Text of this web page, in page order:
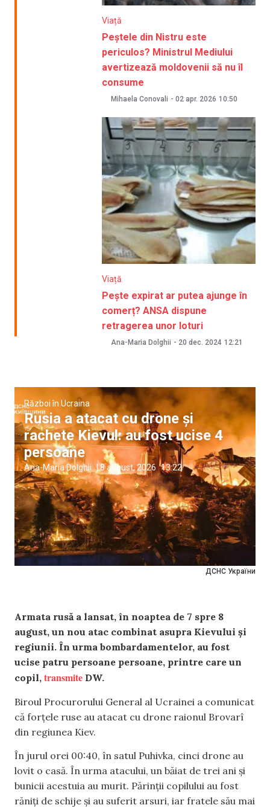
Viață
Peștele din Nistru este
periculos? Ministrul Mediului
avertizează moldovenii să nu îl
consume
Mihaela Conovali - 02 apr. 2026 10:50
Viață
Pește expirat ar putea ajunge în
comerț? ANSA dispune
retragerea unor loturi
Ana-Maria Dolghii - 20 dec. 2024 12:21
ДСНС України
Război în Ucraina
Rusia a atacat cu drone și
rachete Kievul: au fost ucise 4
persoane
Ana-Maria Dolghii |8 august, 2026 13:22
Armata rusă a lansat, în noaptea de 7 spre 8
august, un nou atac combinat asupra Kievului și
regiunii. În urma bombardamentelor, au fost
ucise patru persoane persoane, printre care un
copil, transmite DW.
Biroul Procurorului General al Ucrainei a comunicat
că forțele ruse au atacat cu drone raionul Brovarî
din regiunea Kiev.
În jurul orei 00:40, în satul Puhivka, cinci drone au
lovit o casă. În urma atacului, un băiat de trei ani și
bunicii acestuia au murit. Părinții copilului au fost
răniți de schije și au suferit arsuri, iar fratele său mai